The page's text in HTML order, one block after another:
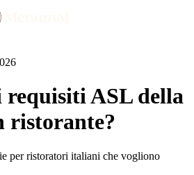
requisiti ASL della
ristorante?
per ristoratori italiani che vogliono